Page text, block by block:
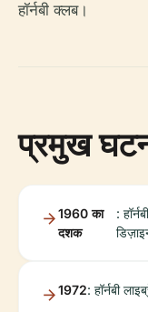
हॉर्नबी क्लब।
प्रमुख
1960 का
दशक
:
1972: हॉर्नबी